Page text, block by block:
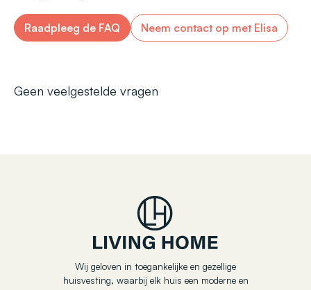
Raadpleeg de FAQ Neem contact op met Elisa
Geen veelgestelde vragen
Wij geloven in toegankelijke en gezellige
huisvesting, waarbij elk huis een moderne en